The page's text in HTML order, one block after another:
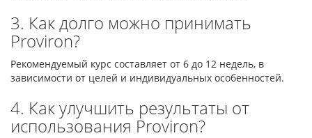
3. Как долго можно принимать
Proviron?
Рекомендуемый курс составляет от 6 до 12 недель, в
зависимости от целей и индивидуальных особенностей.
4. Как улучшить результаты от
использования Proviron?